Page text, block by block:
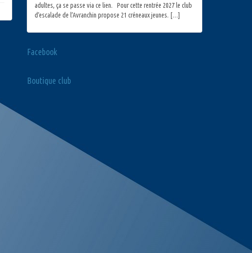
adultes, ça se passe via ce lien. Pour cette rentrée 2027 le club
d’escalade de l’Avranchin propose 21 créneaux jeunes. […]
Facebook
Boutique club